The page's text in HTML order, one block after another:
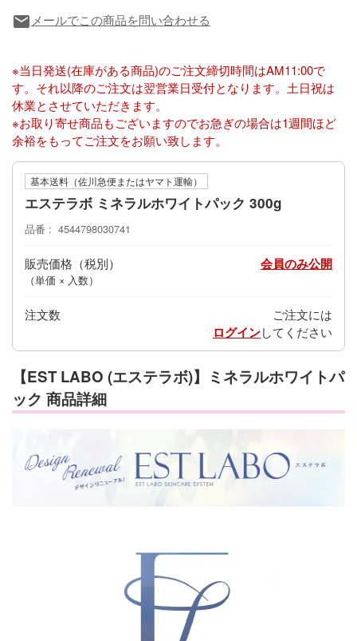
local_post_officeメールでこの商品を問い合わせる
※当日発送(在庫がある商品)のご注文締切時間はAM11:00で
す。それ以降のご注文は翌営業日受付となります。土日祝は
休業とさせていただきます。
※お取り寄せ商品もございますのでお急ぎの場合は1週間ほど
余裕をもってご注文をお願い致します。
基本送料（佐川急便またはヤマト運輸）
エステラボ ミネラルホワイトパック 300g
品番 4544798030741
販売価格
（単価 × 入数）
会員のみ公開
注文数 ご注文には
ログインしてください
【EST LABO (エステラボ)】ミネラルホワイトパ
ック 商品詳細